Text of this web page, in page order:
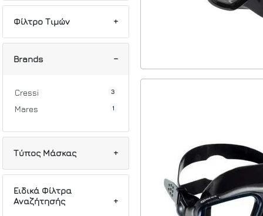
Φίλτρο Τιμών
Min
Brands
Cressi 3
Mares 1
Τύπος Μάσκας
Snorkeling
Ψαροτούφεκου 3
Ειδικά Φίλτρα
Αναζήτησής